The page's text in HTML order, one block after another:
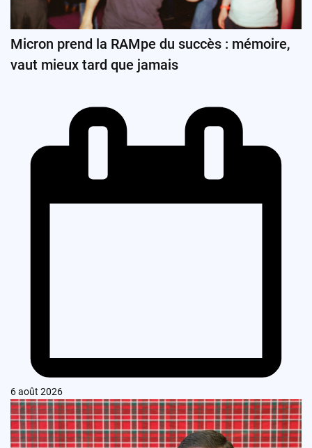
Micron prend la RAMpe du succès : mémoire,
vaut mieux tard que jamais
6 août 2026